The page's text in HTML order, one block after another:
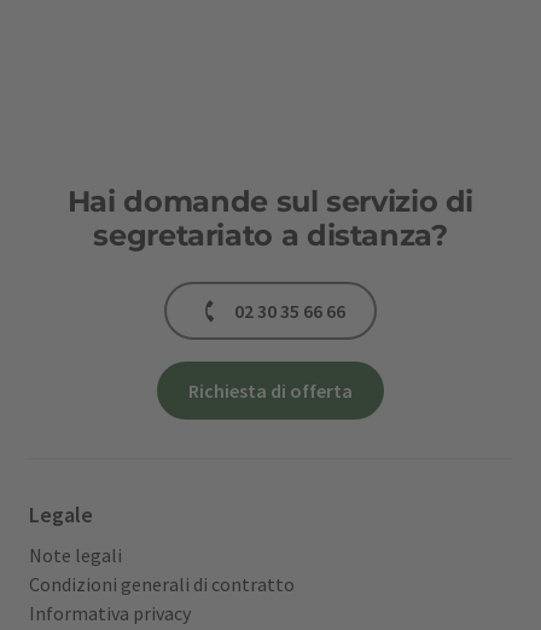
Hai domande sul servizio di
segretariato a distanza?
02 30 35 66 66
Richiesta di offerta
Legale
Note legali
Condizioni generali di contratto
Informativa privacy